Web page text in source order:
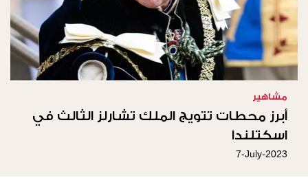
مشاهير
أبرز محطات تتويج الملك تشارلز الثالث في
اسكتلندا
7-July-2023